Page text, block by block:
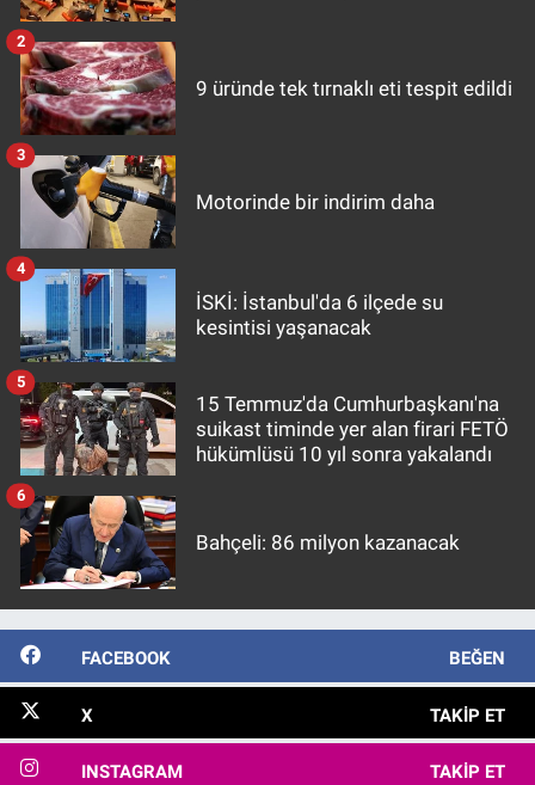
9 üründe tek tırnaklı eti tespit edildi
2
Motorinde bir indirim daha
3
İSKİ: İstanbul'da 6 ilçede su
kesintisi yaşanacak
4
15 Temmuz'da Cumhurbaşkanı'na
suikast timinde yer alan firari FETÖ
hükümlüsü 10 yıl sonra yakalandı
5
Bahçeli: 86 milyon kazanacak
6
FACEBOOK BEĞEN
X TAKIP ET
INSTAGRAM TAKIP ET